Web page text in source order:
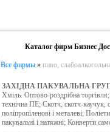
Каталог фирм Бизнес
Все фирмы » пиво,
ЗАХІДНА ПАКУВАЛЬНА
Хміль. Оптово-роздрібна
технічна ПЕ; Скотч, скотч-каучук,
поліпропіленові і металеві;
пакувальні і натяжні; Конверти